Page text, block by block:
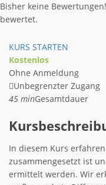
Bisher keine
bewertet.
KURS STARTEN
Kostenlos
Ohne Anmeldung
Unbegrenzter Zugang
45 minGesamtdauer
In diesem Kurs
zusammengesetzt ist
ermittelt werden. Wir